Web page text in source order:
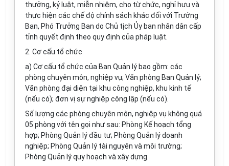
thưởng, kỷ luật, miễn nhiệm, cho từ chức, nghỉ hưu và
thực hiện các chế độ chính sách khác đối với Trưởng
Ban, Phó Trưởng Ban do Chủ tịch Ủy ban nhân dân cấp
tỉnh quyết định theo quy định của pháp luật.
2. Cơ cấu tổ chức
a) Cơ cấu tổ chức của Ban Quản lý bao gồm: các
phòng chuyên môn, nghiệp vụ; Văn phòng Ban Quản lý;
Văn phòng đại diện tại khu công nghiệp, khu kinh tế
(nếu có); đơn vị sự nghiệp công lập (nếu có).
Số lượng các phòng chuyên môn, nghiệp vụ không quá
05 phòng với tên gọi như sau: Phòng Kế hoạch tổng
hợp; Phòng Quản lý đầu tư; Phòng Quản lý doanh
nghiệp; Phòng Quản lý tài nguyên và môi trường;
Phòng Quản lý quy hoạch và xây dựng.